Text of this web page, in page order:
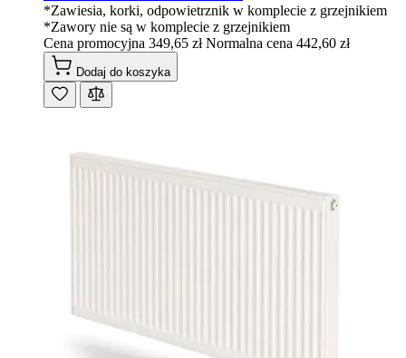
*Zawiesia, korki, odpowietrznik w komplecie z grzejnikiem
*Zawory nie są w komplecie z grzejnikiem
Cena promocyjna 349,65 zł Normalna cena 442,60 zł
Dodaj do koszyka